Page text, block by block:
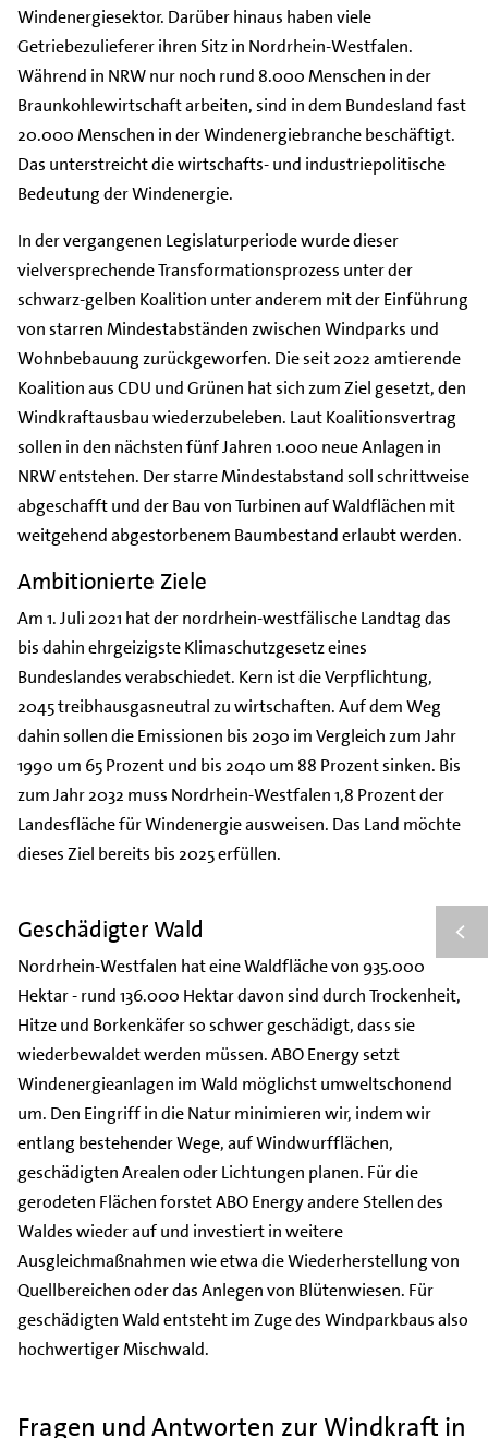
Windenergiesektor. Darüber hinaus haben viele
Getriebezulieferer ihren Sitz in Nordrhein-Westfalen.
Während in NRW nur noch rund 8.000 Menschen in der
Braunkohlewirtschaft arbeiten, sind in dem Bundesland fast
20.000 Menschen in der Windenergiebranche beschäftigt.
Das unterstreicht die wirtschafts- und industriepolitische
Bedeutung der Windenergie.
In der vergangenen Legislaturperiode wurde dieser
vielversprechende Transformationsprozess unter der
schwarz-gelben Koalition unter anderem mit der Einführung
von starren Mindestabständen zwischen Windparks und
Wohnbebauung zurückgeworfen. Die seit 2022 amtierende
Koalition aus CDU und Grünen hat sich zum Ziel gesetzt, den
Windkraftausbau wiederzubeleben. Laut Koalitionsvertrag
sollen in den nächsten fünf Jahren 1.000 neue Anlagen in
NRW entstehen. Der starre Mindestabstand soll schrittweise
abgeschafft und der Bau von Turbinen auf Waldflächen mit
weitgehend abgestorbenem Baumbestand erlaubt werden.
Ambitionierte Ziele
Am 1. Juli 2021 hat der nordrhein-westfälische Landtag das
bis dahin ehrgeizigste Klimaschutzgesetz eines
Bundeslandes verabschiedet. Kern ist die Verpflichtung,
2045 treibhausgasneutral zu wirtschaften. Auf dem Weg
dahin sollen die Emissionen bis 2030 im Vergleich zum Jahr
1990 um 65 Prozent und bis 2040 um 88 Prozent sinken. Bis
zum Jahr 2032 muss Nordrhein-Westfalen 1,8 Prozent der
Landesfläche für Windenergie ausweisen. Das Land möchte
dieses Ziel bereits bis 2025 erfüllen.
Geschädigter Wald
Nordrhein-Westfalen hat eine Waldfläche von 935.000
Hektar - rund 136.000 Hektar davon sind durch Trockenheit,
Hitze und Borkenkäfer so schwer geschädigt, dass sie
wiederbewaldet werden müssen. ABO Energy setzt
Windenergieanlagen im Wald möglichst umweltschonend
um. Den Eingriff in die Natur minimieren wir, indem wir
entlang bestehender Wege, auf Windwurfflächen,
geschädigten Arealen oder Lichtungen planen. Für die
gerodeten Flächen forstet ABO Energy andere Stellen des
Waldes wieder auf und investiert in weitere
Ausgleichmaßnahmen wie etwa die Wiederherstellung von
Quellbereichen oder das Anlegen von Blütenwiesen. Für
geschädigten Wald entsteht im Zuge des Windparkbaus also
hochwertiger Mischwald.
Fragen und Antworten zur Windkraft in